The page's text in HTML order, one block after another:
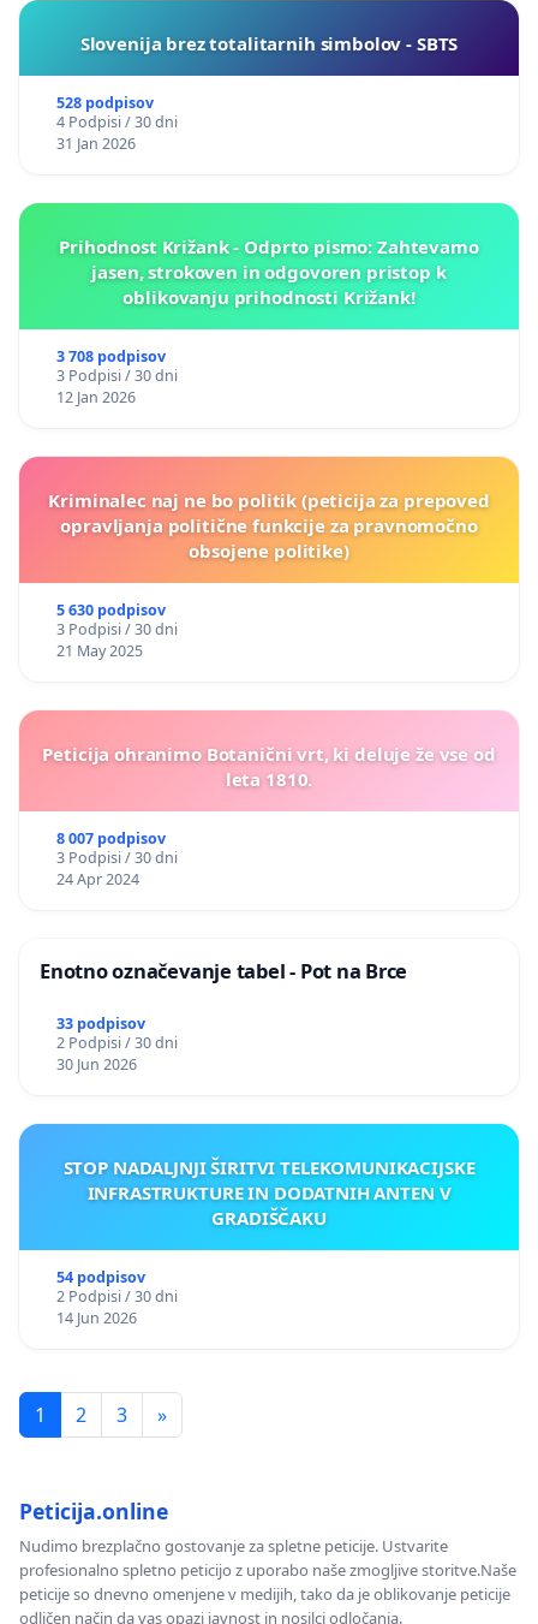
Slovenija brez totalitarnih simbolov - SBTS
528 podpisov
4 Podpisi / 30 dni
31 Jan 2026
Prihodnost Križank - Odprto pismo: Zahtevamo
jasen, strokoven in odgovoren pristop k
oblikovanju prihodnosti Križank!
3 708 podpisov
3 Podpisi / 30 dni
12 Jan 2026
Kriminalec naj ne bo politik (peticija za prepoved
opravljanja politične funkcije za pravnomočno
obsojene politike)
5 630 podpisov
3 Podpisi / 30 dni
21 May 2025
Peticija ohranimo Botanični vrt, ki deluje že vse od
leta 1810.
8 007 podpisov
3 Podpisi / 30 dni
24 Apr 2024
Enotno označevanje tabel - Pot na Brce
33 podpisov
2 Podpisi / 30 dni
30 Jun 2026
STOP NADALJNJI ŠIRITVI TELEKOMUNIKACIJSKE
INFRASTRUKTURE IN DODATNIH ANTEN V
GRADIŠČAKU
54 podpisov
2 Podpisi / 30 dni
14 Jun 2026
1 2 3 »
Peticija.online
Nudimo brezplačno gostovanje za spletne peticije. Ustvarite
profesionalno spletno peticijo z uporabo naše zmogljive storitve.Naše
peticije so dnevno omenjene v medijih, tako da je oblikovanje peticije
odličen način da vas opazi javnost in nosilci odločanja.